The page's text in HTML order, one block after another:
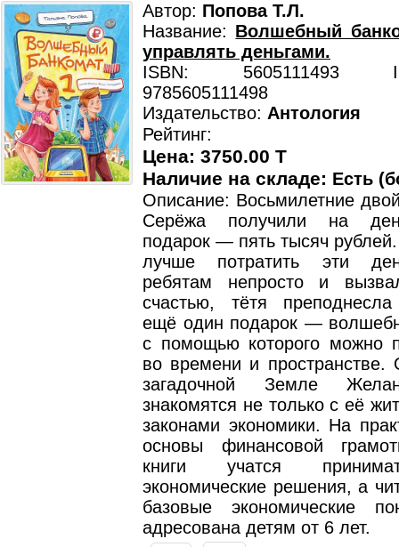
Автор: Попова Т.Л.
Название: Волшебный
управлять деньгами.
ISBN: 5605111493
9785605111498
Издательство: Антология
Рейтинг:
Цена: 3750.00 T
Наличие на складе: Есть
Описание: Восьмилетние
Серёжа получили на
подарок — пять тысяч
лучше потратить эти
ребятам непросто и
счастью, тётя
ещё один подарок —
с помощью которого можно
во времени и пространстве.
загадочной Земле
знакомятся не только с её
законами экономики. На
основы финансовой
книги учатся
экономические решения, а
базовые экономические
адресована детям от 6 лет.